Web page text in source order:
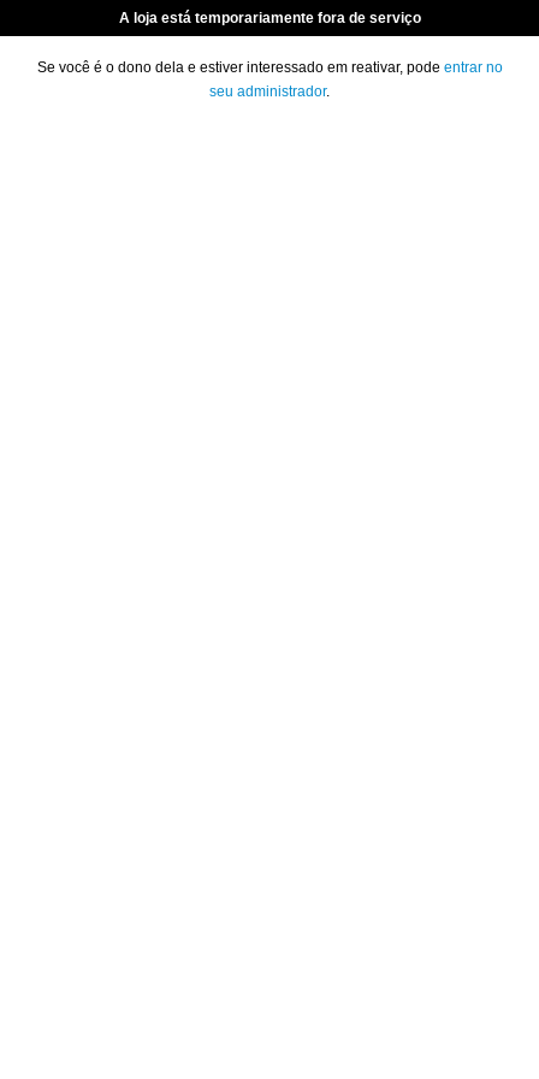
A loja está temporariamente fora de serviço
Se você é o dono dela e estiver interessado em reativar, pode entrar no
seu administrador.